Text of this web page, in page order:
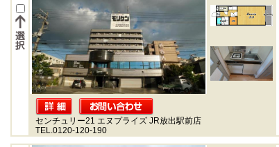
センチュリー21 エヌプライズ JR放出駅前店
TEL.0120-120-190